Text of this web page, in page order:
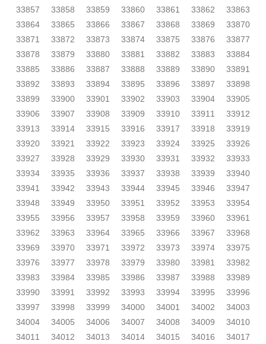
33857
33858 33859 33860 33861 33862
33863
33864
33865 33866 33867 33868 33869
33870
33871
33872 33873 33874 33875 33876
33877
33878
33879 33880 33881 33882 33883
33884
33885
33886 33887 33888 33889 33890
33891
33892
33893 33894 33895 33896 33897
33898
33899
33900 33901 33902 33903 33904
33905
33906
33907 33908 33909 33910 33911
33912
33913
33914 33915 33916 33917 33918
33919
33920
33921 33922 33923 33924 33925
33926
33927
33928 33929 33930 33931 33932
33933
33934
33935 33936 33937 33938 33939
33940
33941
33942 33943 33944 33945 33946
33947
33948
33949 33950 33951 33952 33953
33954
33955
33956 33957 33958 33959 33960
33961
33962
33963 33964 33965 33966 33967
33968
33969
33970 33971 33972 33973 33974
33975
33976
33977 33978 33979 33980 33981
33982
33983
33984 33985 33986 33987 33988
33989
33990
33991 33992 33993 33994 33995
33996
33997
33998 33999 34000 34001 34002
34003
34004
34005 34006 34007 34008 34009
34010
34011
34012 34013 34014 34015 34016
34017